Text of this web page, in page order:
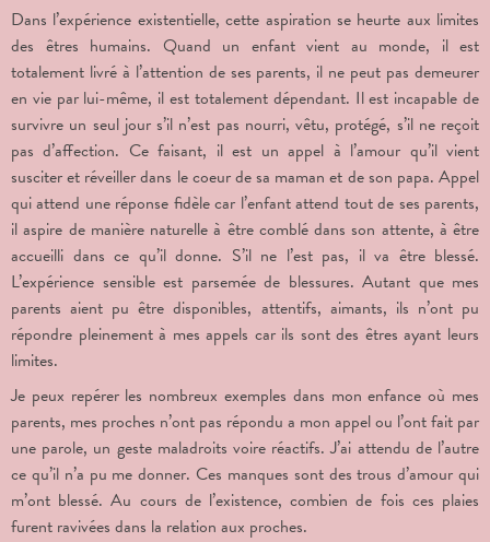
Dans l’expérience existentielle, cette aspiration se heurte aux limites
des êtres humains. Quand un enfant vient au monde, il est
totalement livré à l’attention de ses parents, il ne peut pas demeurer
en vie par lui-même, il est totalement dépendant. Il est incapable de
survivre un seul jour s’il n’est pas nourri, vêtu, protégé, s’il ne reçoit
pas d’affection. Ce faisant, il est un appel à l’amour qu’il vient
susciter et réveiller dans le coeur de sa maman et de son papa. Appel
qui attend une réponse fidèle car l’enfant attend tout de ses parents,
il aspire de manière naturelle à être comblé dans son attente, à être
accueilli dans ce qu’il donne. S’il ne l’est pas, il va être blessé.
L’expérience sensible est parsemée de blessures. Autant que mes
parents aient pu être disponibles, attentifs, aimants, ils n’ont pu
répondre pleinement à mes appels car ils sont des êtres ayant leurs
limites.
Je peux repérer les nombreux exemples dans mon enfance où mes
parents, mes proches n’ont pas répondu a mon appel ou l’ont fait par
une parole, un geste maladroits voire réactifs. J’ai attendu de l’autre
ce qu’il n’a pu me donner. Ces manques sont des trous d’amour qui
m’ont blessé. Au cours de l’existence, combien de fois ces plaies
furent ravivées dans la relation aux proches.